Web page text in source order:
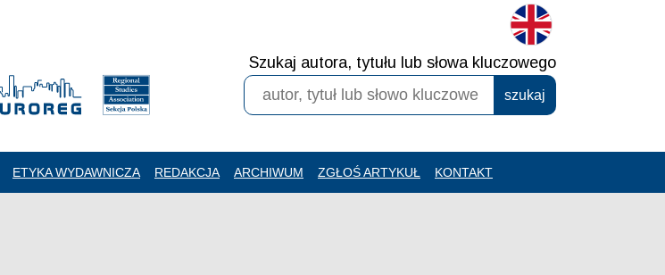
Szukaj autora, tytułu lub słowa kluczowego
ETYKA WYDAWNICZA REDAKCJA ARCHIWUM ZGŁOŚ ARTYKUŁ KONTAKT